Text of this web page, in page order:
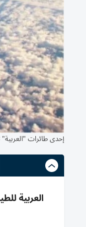
إحدى طائرات
العربية